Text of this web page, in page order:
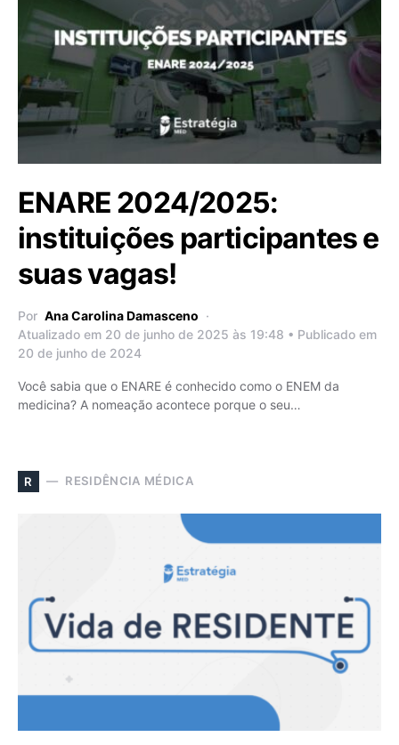
ENARE 2024/2025:
instituições participantes e
suas vagas!
Por Ana Carolina Damasceno
Atualizado em 20 de junho de 2025 às 19:48 • Publicado em
20 de junho de 2024
Você sabia que o ENARE é conhecido como o ENEM da
medicina? A nomeação acontece porque o seu…
R RESIDÊNCIA MÉDICA